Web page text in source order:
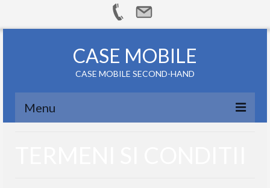
CASE MOBILE
CASE MOBILE SECOND-HAND
Menu